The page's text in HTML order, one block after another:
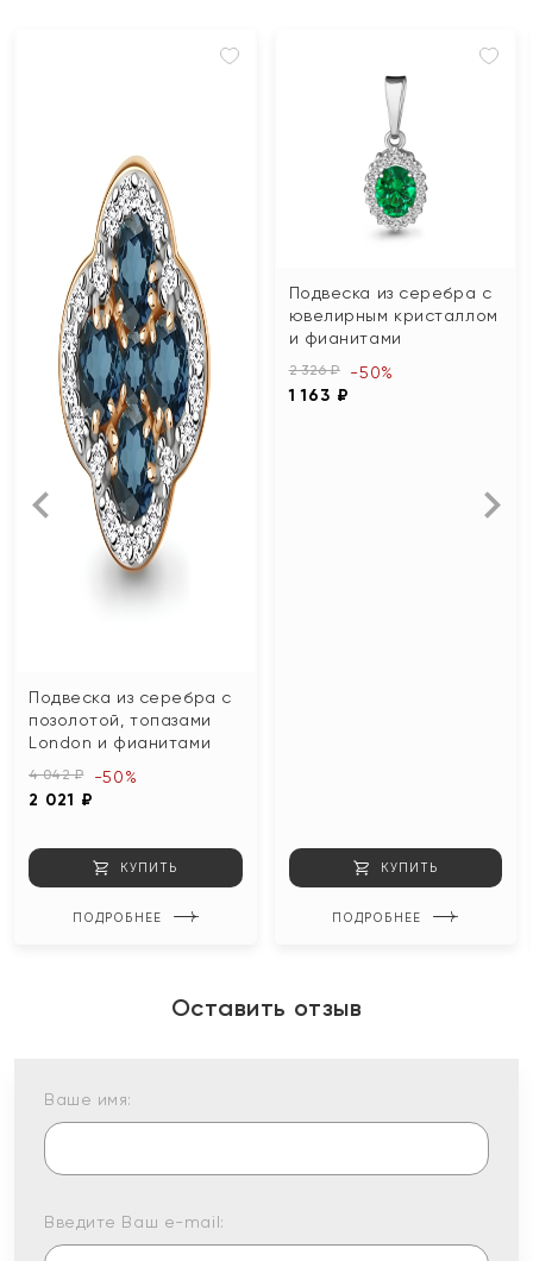
Подвеска из серебра с
позолотой, топазами
London и фианитами
4 042 ₽
2 021 ₽
-50%
КУПИТЬ
ПОДРОБНЕЕ
Подвеска из серебра с
ювелирным кристаллом
и фианитами
2 326 ₽
1 163 ₽
-50%
КУПИТЬ
ПОДРОБНЕЕ
Оставить отзыв
Ваше имя:
Введите Ваш e-mail: